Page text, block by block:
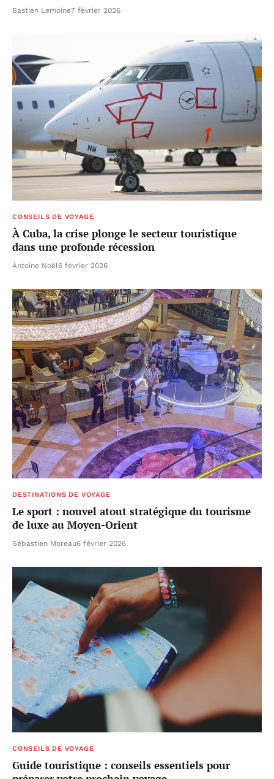
Bastien Lemoine7 février 2026
CONSEILS DE VOYAGE
À Cuba, la crise plonge le secteur touristique
dans une profonde récession
Antoine Noël6 février 2026
DESTINATIONS DE VOYAGE
Le sport : nouvel atout stratégique du tourisme
de luxe au Moyen-Orient
Sébastien Moreau6 février 2026
CONSEILS DE VOYAGE
Guide touristique : conseils essentiels pour